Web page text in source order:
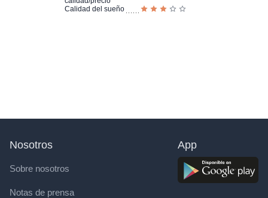
Calidad del sueño
Nosotros
Sobre nosotros
Notas de prensa
App